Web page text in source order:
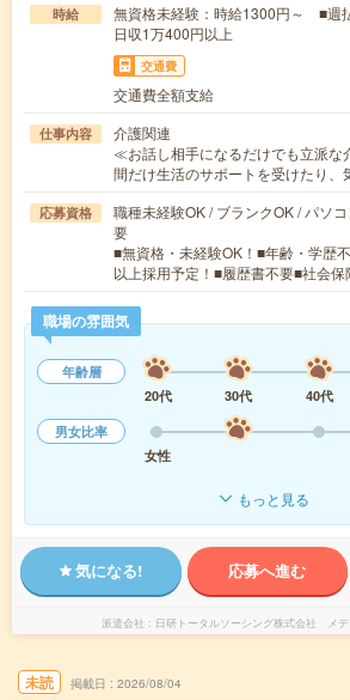
時給
無資格未経験：時給1300円～ ■
日収1万400円以上
交通費
交通費全額支給
仕事内容
介護関連
≪お話し相手になるだけでも立派
間だけ生活のサポートを受けたり
応募資格
職種未経験OK / ブランクOK / パソ
要
■無資格・未経験OK！■年齢・学歴
以上採用予定！■履歴書不要■社会
職場の雰囲気
年齢層
20代
30代 40代
男女比率
女性
もっと見る
気になる! 応募へ進む
派遣会社 日研トータルソーシング株式会社 メ
未読 掲載日 2026/08/04